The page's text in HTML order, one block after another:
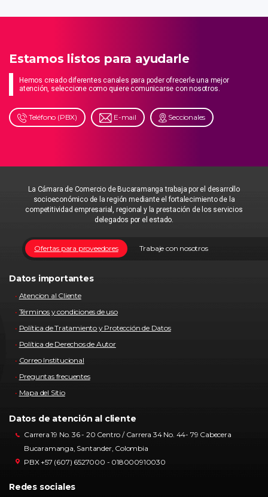
Estamos listos para ayudarle
Hemos creado diferentes canales para poder ofrecerle una mejor
atención, seleccione como quiere comunicarse con nosotros.
Teléfono (PBX) E-mail Seccionales
La Cámara de Comercio de Bucaramanga trabaja por el desarrollo
socioeconómico de la región mediante el fortalecimiento de la
competitividad empresarial, regional y la prestación de los servicios
delegados por el estado.
Trabaje con nosotros
Ofertas para proveedores
Datos importantes
Atencion al Cliente
Términos y condiciones de uso
Política de Tratamiento y Protección de Datos
Política de Derechos de Autor
Correo Institucional
Preguntas frecuentes
Mapa del Sitio
Datos de atención al cliente
Carrera 19 No. 36 - 20 Centro / Carrera 34 No. 44- 79 Cabecera
Bucaramanga, Santander, Colombia
PBX +57 (607) 6527000 - 018000910030
Redes sociales